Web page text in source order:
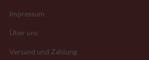
Impressum
Über uns
Versand und Zahlung